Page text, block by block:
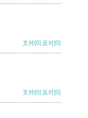
支持[0] 反对[0]
支持[0] 反对[0]